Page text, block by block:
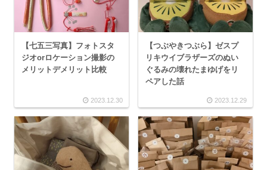
【七五三写真】フォトスタ
ジオorロケーション撮影の
メリットデメリット比較
2023.12.30
【つぶやきつぶら】ゼスプ
リキウイブラザーズのぬい
ぐるみの壊れたまゆげをリ
ペアした話
2023.12.29